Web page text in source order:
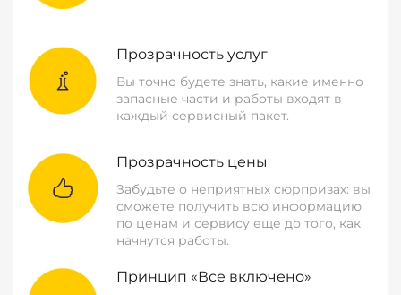
Прозрачность услуг
Вы точно будете знать, какие именно
запасные части и работы входят в
каждый сервисный пакет.
Прозрачность цены
Забудьте о неприятных сюрпризах: вы
сможете получить всю информацию
по ценам и сервису еще до того, как
начнутся работы.
Принцип «Все включено»